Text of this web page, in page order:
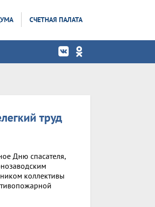
СЧЕТНАЯ ПАЛАТА
труд
Дню спасателя,
коллективы